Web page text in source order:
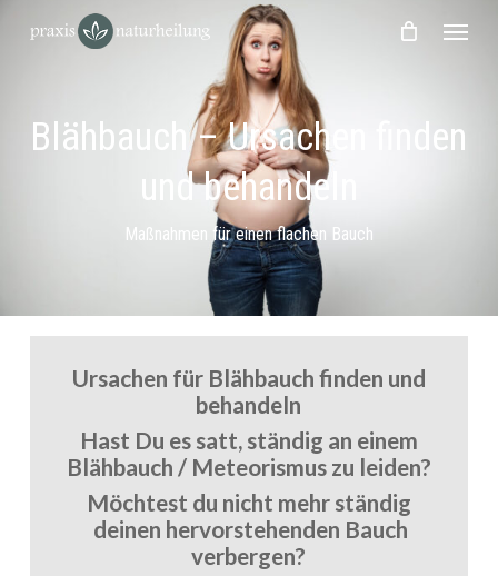
Menu
Blähbauch – Ursachen finden
und behandeln
Maßnahmen für einen flachen Bauch
Ursachen für Blähbauch finden und
behandeln
Hast Du es satt, ständig an einem
Blähbauch / Meteorismuszu leiden?
Möchtest du nicht mehr ständig
deinen hervorstehenden Bauch
verbergen?